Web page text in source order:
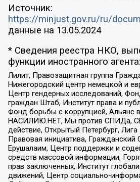
Источник:
https://minjust.gov.ru/ru/
данные на 13.05.2024
* Сведения реестра НКО,
функции иностранного агента:
Лилит, Правозащитная группа
Нижегородский центр немецкой и
Центр гендерных исследований,
граждан Штаб, Институт права и
Фонд борьбы с коррупцией, Альянс
НАСИЛИЮ.НЕТ, Мы против СПИДа,
действие, Открытый Петербург, Лига
Правовая инициатива, Гражданский
Ерушалаим, Центр поддержки и
средств массовой информации,
прав заключенных, Институт
движений, Центр социально-